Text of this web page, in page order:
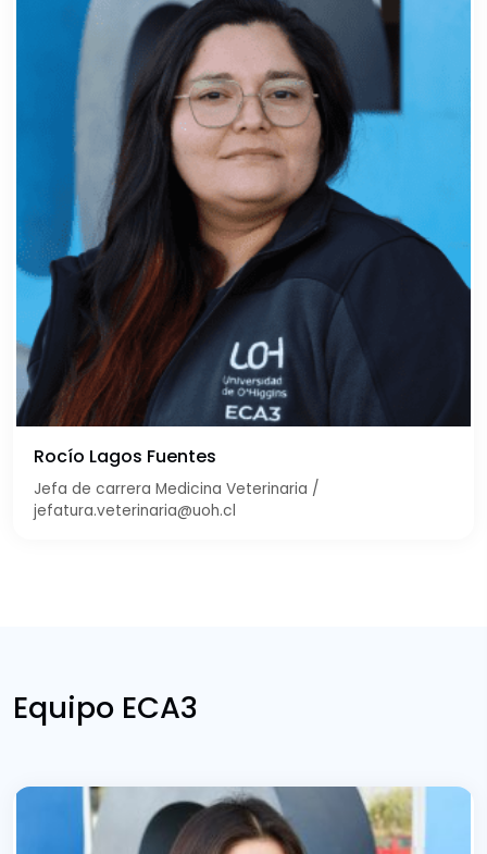
Rocío Lagos Fuentes
Jefa de carrera Medicina Veterinaria /
jefatura.veterinaria@uoh.cl
Equipo ECA3